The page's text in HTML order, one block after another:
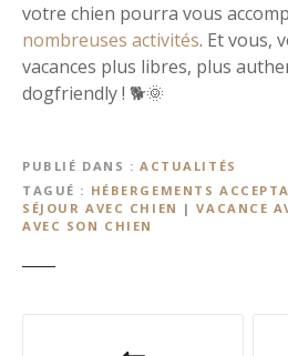
votre chien pourra vous
nombreuses activités. Et vous,
vacances plus libres, plus
dogfriendly ! 🐕🌞
PUBLIÉ DANS
ACTUALITÉS
TAGUÉ
HÉBERGEMENTS
SÉJOUR AVEC CHIEN |VACANCE
AVEC SON CHIEN